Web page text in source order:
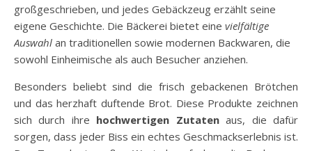
großgeschrieben, und jedes Gebäckzeug erzählt seine
eigene Geschichte. Die Bäckerei bietet eine vielfältige
Auswahl an traditionellen sowie modernen Backwaren, die
sowohl Einheimische als auch Besucher anziehen.
Besonders beliebt sind die frisch gebackenen Brötchen
und das herzhaft duftende Brot. Diese Produkte zeichnen
sich durch ihre hochwertigen Zutatenaus, die dafür
sorgen, dass jeder Biss ein echtes Geschmackserlebnis ist.